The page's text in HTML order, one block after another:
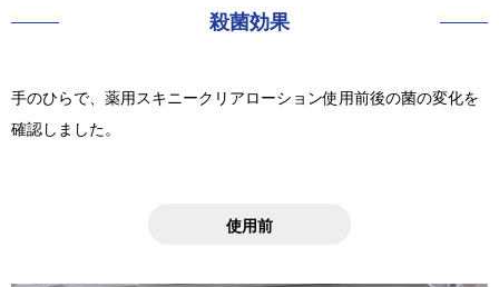
殺菌効果
手のひらで、薬用スキニークリアローション使用前後の菌の変化を
確認しました。
使用前